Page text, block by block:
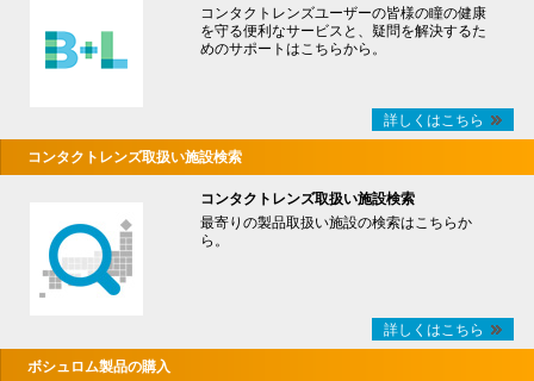
コンタクトレンズユーザーの皆様の瞳の健康
を守る便利なサービスと、疑問を解決するた
めのサポートはこちらから。
詳しくはこちら
コンタクトレンズ取扱い施設検索
コンタクトレンズ取扱い施設検索
最寄りの製品取扱い施設の検索はこちらか
ら。
詳しくはこちら
ボシュロム製品の購入